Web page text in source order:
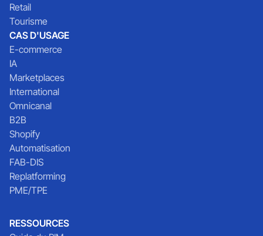
Retail
Tourisme
CAS D'USAGE
E-commerce
IA
Marketplaces
International
Omnicanal
B2B
Shopify
Automatisation
FAB-DIS
Replatforming
PME/TPE
RESSOURCES